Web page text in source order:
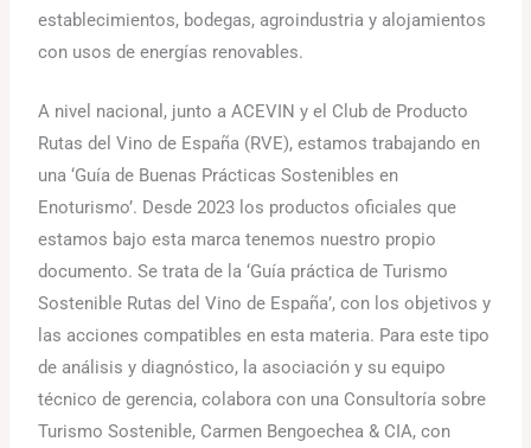
establecimientos, bodegas, agroindustria y alojamientos
con usos de energías renovables.
A nivel nacional, junto a ACEVIN y el Club de Producto
Rutas del Vino de España (RVE), estamos trabajando en
una ‘Guía de Buenas Prácticas Sostenibles en
Enoturismo’. Desde 2023 los productos oficiales que
estamos bajo esta marca tenemos nuestro propio
documento. Se trata de la ‘Guía práctica de Turismo
Sostenible Rutas del Vino de España’, con los objetivos y
las acciones compatibles en esta materia. Para este tipo
de análisis y diagnóstico, la asociación y su equipo
técnico de gerencia, colabora con una Consultoría sobre
Turismo Sostenible, Carmen Bengoechea & CIA, con